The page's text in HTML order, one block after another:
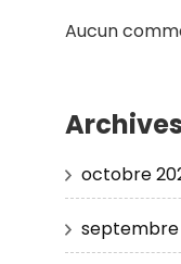
Aucun
Archives
octobre
septembre